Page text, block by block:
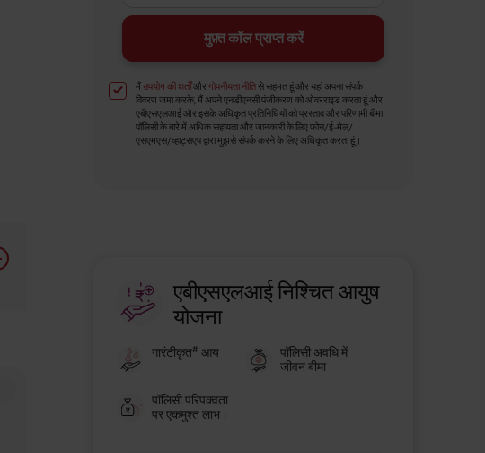
मुफ़्त कॉल प्राप्त करें
मैंउपयोग की शर्तोंऔरगोपनीयता नीतिसे सहमत हूं और यहां अपना संपर्क
विवरण जमा करके, मैं अपने एनडीएनसी पंजीकरण को ओवरराइड करता हूं और
एबीएसएलआई और इसके अधिकृत प्रतिनिधियों को प्रस्ताव और परिणामी बीमा
पॉलिसी के बारे में अधिक सहायता और जानकारी के लिए फोन/ई-मेल/
एसएमएस/व्हाट्सएप द्वारा मुझसे संपर्क करने के लिए अधिकृत करता हूं।
एबीएसएलआई निश्चित आयुष
योजना
गारंटीकृत# आय
पॉलिसी अवधि में
जीवन बीमा
पॉलिसी परिपक्वता
पर एकमुश्त लाभ।